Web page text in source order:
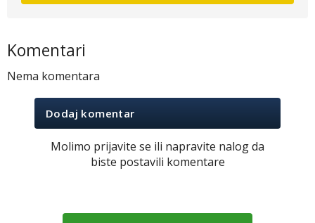
Komentari
Nema komentara
Dodaj komentar
Molimo prijavite se ili napravite nalog da
biste postavili komentare